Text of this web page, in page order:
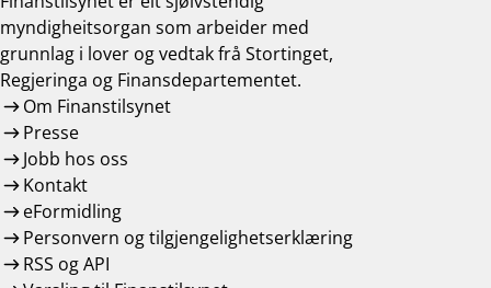
myndigheitsorgan som arbeider med
grunnlag i lover og vedtak frå Stortinget,
Regjeringa og Finansdepartementet.
Om Finanstilsynet
Presse
Jobb hos oss
Kontakt
eFormidling
Personvern og tilgjengelighetserklæring
RSS og API